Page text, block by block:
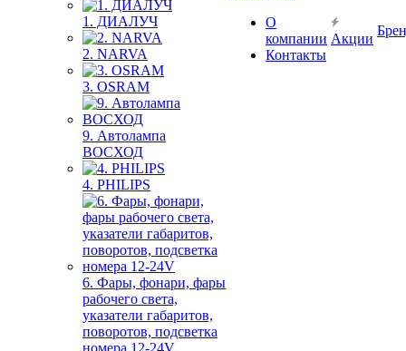
1. ДИАЛУЧ
2. NARVA
3. OSRAM
9. Автолампа
ВОСХОД
4. PHILIPS
6. Фары, фонари, фары
рабочего света,
указатели габаритов,
поворотов, подсветка
номера 12-24V
О
компании
Контакты
Акции